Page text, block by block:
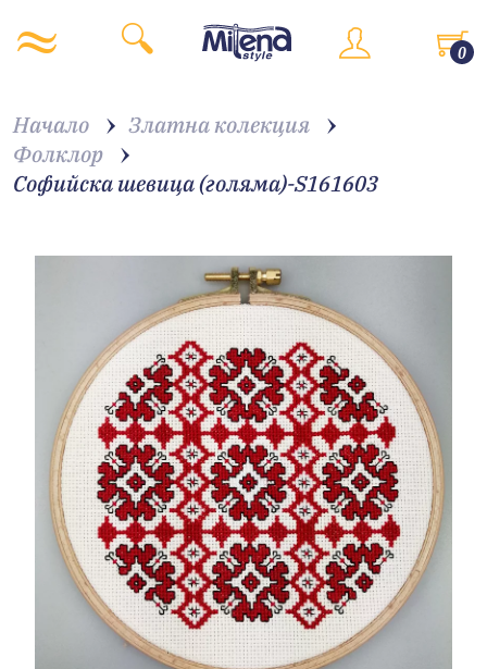
0
Начало
Златна колекция
Фолклор
Софийска шевица (голяма)-S161603